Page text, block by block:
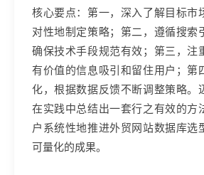
核心要点：第一，深入了解目标市
对性地制定策略；第二，遵循搜索
确保技术手段规范有效；第三，注
有价值的信息吸引和留住用户；第
化，根据数据反馈不断调整策略。
在实践中总结出一套行之有效的方
户系统性地推进外贸网站数据库选
可量化的成果。